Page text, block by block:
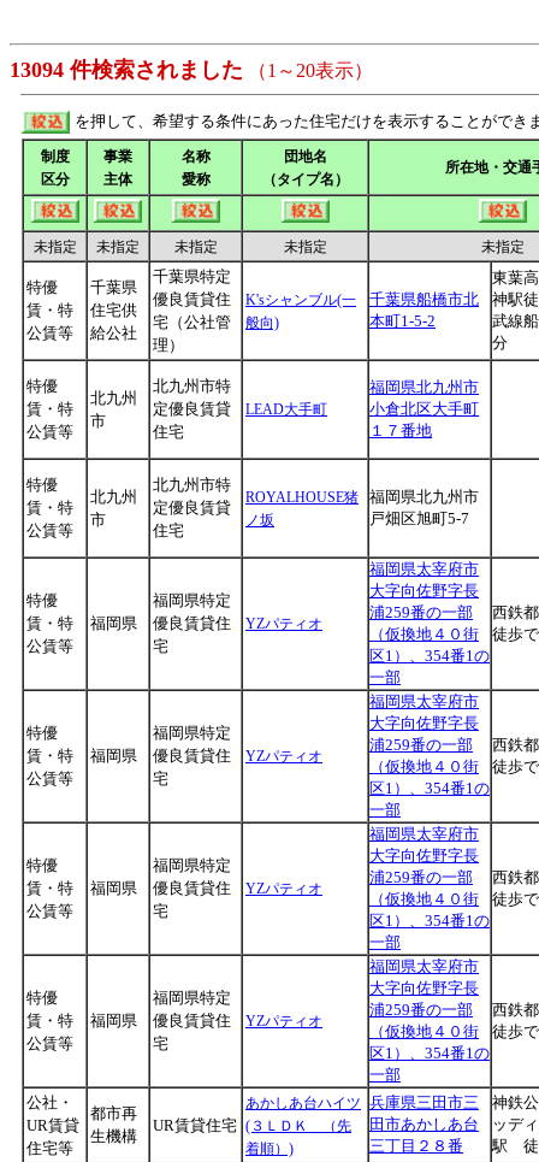
13094 件検索されました （1～20表示）
を押して、希望する条件にあった住宅だけを表示することができ
制度
区分
事業
主体
名称
愛称
団地名
（タイプ名）
所在地・交通
未指定 未指定 未指定 未指定 未指定
特優
賃・特
公賃等
千葉県
住宅供
給公社
千葉県特定
優良賃貸住
宅（公社管
理）
K'sシャンブル(一
般向)
千葉県船橋市北
本町1-5-2
東葉
神駅
武線
分
特優
賃・特
公賃等
北九州
市
北九州市特
定優良賃貸
住宅
LEAD大手町
福岡県北九州市
小倉北区大手町
１７番地
特優
賃・特
公賃等
北九州
市
北九州市特
定優良賃貸
住宅
ROYALHOUSE猪
ノ坂
福岡県北九州市
戸畑区旭町5-7
特優
賃・特
公賃等
福岡県
福岡県特定
優良賃貸住
宅
YZパティオ
福岡県太宰府市
大字向佐野字長
浦259番の一部
（仮換地４０街
区1）、354番1の
一部
西鉄
徒歩
特優
賃・特
公賃等
福岡県
福岡県特定
優良賃貸住
宅
YZパティオ
福岡県太宰府市
大字向佐野字長
浦259番の一部
（仮換地４０街
区1）、354番1の
一部
西鉄
徒歩
特優
賃・特
公賃等
福岡県
福岡県特定
優良賃貸住
宅
YZパティオ
福岡県太宰府市
大字向佐野字長
浦259番の一部
（仮換地４０街
区1）、354番1の
一部
西鉄
徒歩
特優
賃・特
公賃等
福岡県
福岡県特定
優良賃貸住
宅
YZパティオ
福岡県太宰府市
大字向佐野字長
浦259番の一部
（仮換地４０街
区1）、354番1の
一部
西鉄
徒歩
公社・
UR賃貸
住宅等
都市再
生機構
UR賃貸住宅
あかしあ台ハイツ
(３ＬＤＫ （先
着順）)
兵庫県三田市三
田市あかしあ台
三丁目２８番
神鉄
ッデ
駅